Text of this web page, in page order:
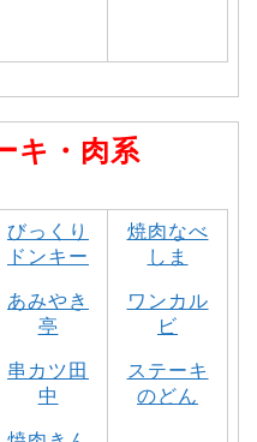
キ・肉系
びっくり
ドンキー
焼肉なべ
しま
あみやき
亭
ワンカル
ビ
串カツ田
中
ステーキ
のどん